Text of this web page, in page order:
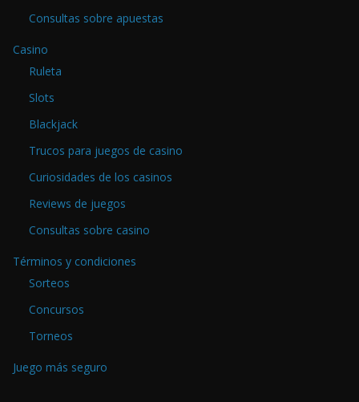
Consultas sobre apuestas
Casino
Ruleta
Slots
Blackjack
Trucos para juegos de casino
Curiosidades de los casinos
Reviews de juegos
Consultas sobre casino
Términos y condiciones
Sorteos
Concursos
Torneos
Juego más seguro